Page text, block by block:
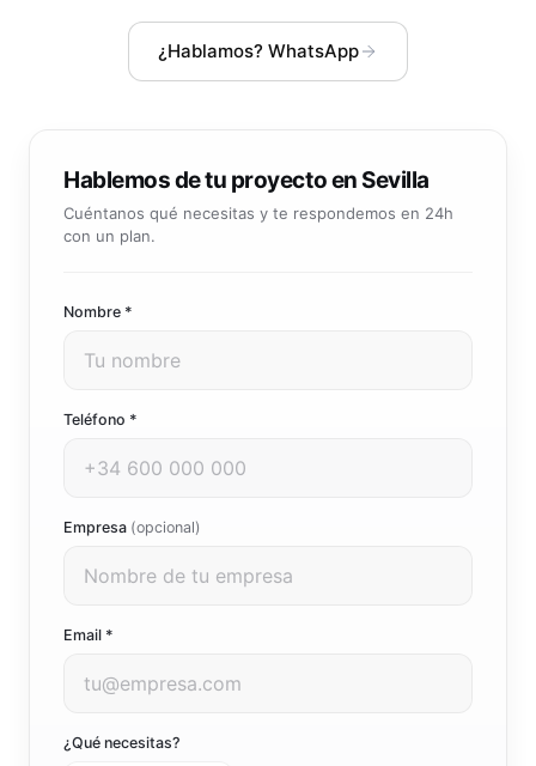
Integración IA
IA integrada en tus sistemas y productos
Atención al cliente 24/7
Resuelve consultas y tickets con IA
¿Hablamos? WhatsApp
Hablemos de tu proyecto en Sevilla
Cuéntanos qué necesitas y te respondemos en 24h
con un plan.
Nombre *
Teléfono *
Empresa (opcional)
Email *
¿Qué necesitas?